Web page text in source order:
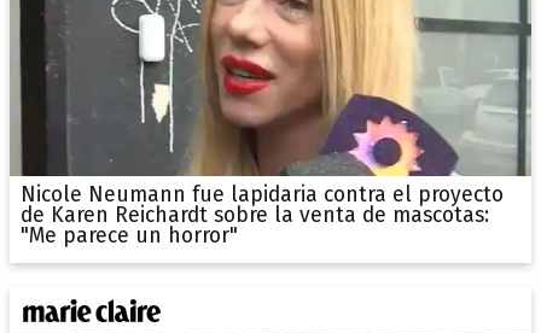
Nicole Neumann fue lapidaria contra el proyecto
de Karen Reichardt sobre la venta de mascotas:
"Me parece un horror"